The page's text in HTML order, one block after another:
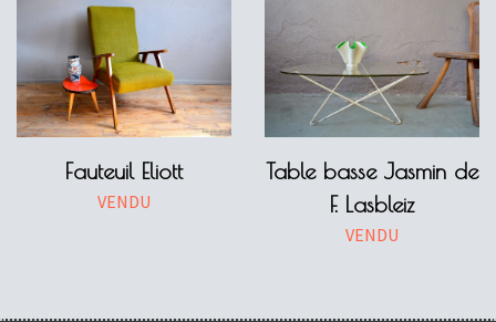
Fauteuil Eliott
VENDU
Table basse Jasmin de
F. Lasbleiz
VENDU